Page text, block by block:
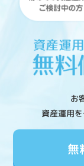
お
資産運用
無